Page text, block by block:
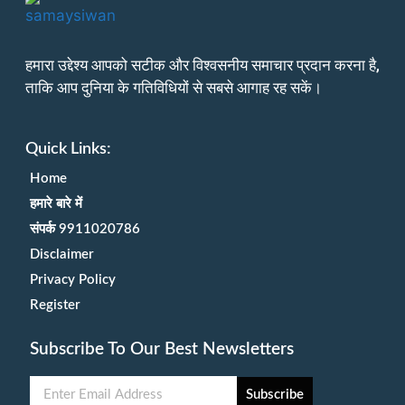
हमारा उद्देश्य आपको सटीक और विश्वसनीय समाचार प्रदान करना है,
ताकि आप दुनिया के गतिविधियों से सबसे आगाह रह सकें।
Quick Links:
Home
हमारे बारे में
संपर्क 9911020786
Disclaimer
Privacy Policy
Register
Subscribe To Our Best Newsletters
Subscribe